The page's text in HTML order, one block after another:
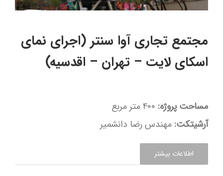
مجتمع تجاری آوا سنتر (اجرای نمای
اسکای لایت – تهران – اقدسیه)
مساحت پروژه:
آرشیتکت: مهندس رضا دانشمیر
اطلاعات بیشتر